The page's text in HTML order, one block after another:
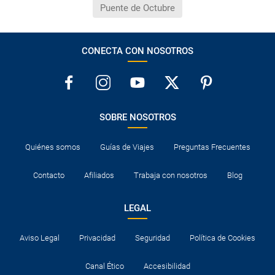
precio de un adulto?
¿Cuántas veces debo imprimir el bono de los
Puente de Octubre
CONECTA CON NOSOTROS
SOBRE NOSOTROS
Quiénes somos Guías de Viajes Preguntas Frecuentes
Contacto Afiliados Trabaja con nosotros Blog
LEGAL
Aviso Legal Privacidad Seguridad Política de Cookies
Canal Ético Accesibilidad